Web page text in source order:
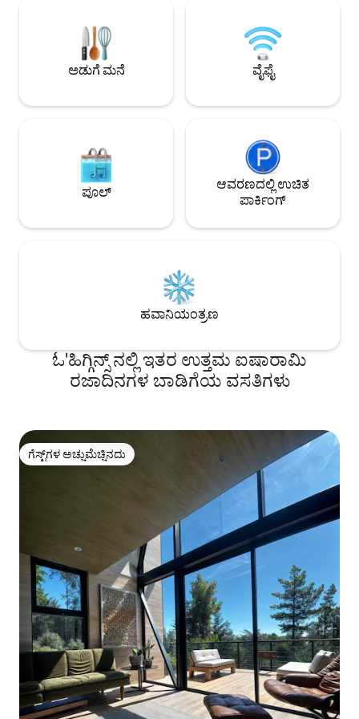
ಮಾತಾಂಜಾಸ್ ಕಂದಕ ಮತ್ತು ದೂರದಲ್ಲಿರುವ
ಸಮುದ್ರದ ವಲಯದಲ್ಲಿ ಪ್ರಾಬಲ್ಯ ಸಾಧಿಸಲು
ನಿರ್ವಹಿಸುವ ನೋಟವನ್ನು ಹೊಂದಿವೆ. ಇದಲ್ಲದೆ, ನಿಮ್ಮ
ವಾಹನವನ್ನು ಕ್ಯಾಬಿನ್ ಪಕ್ಕದಲ್ಲಿ ನೀವು ಪಾರ್ಕ್
ಸುಸ್ಥಿರತೆಯೊಂದಿಗೆ
ಪಡೆಯಲು, ರಿಚಾರ್ಜ್
ಪ್ರಕೃತಿಯೊಂದಿಗೆ
ಇದು ಪರಿಪೂರ್ಣ
ಅಡುಗೆ ಮನೆ ವೈಫೈ
ಪೂಲ್
ಆವರಣದಲ್ಲಿ ಉಚಿತ
ಪಾರ್ಕಿಂಗ್
ಹವಾನಿಯಂತ್ರಣ
ಓ'ಹಿಗ್ಗಿನ್ಸ್ ನಲ್ಲಿ ಇತರ ಉತ್ತಮ ಐಷಾರಾಮಿ
ರಜಾದಿನಗಳ ಬಾಡಿಗೆಯ ವಸತಿಗಳು
ಗೆಸ್ಟ್‌ಗಳ ಅಚ್ಚುಮೆಚ್ಚಿನದು
ಗೆಸ್ಟ್‌ಗಳ ಅಚ್ಚುಮೆಚ್ಚಿನದು